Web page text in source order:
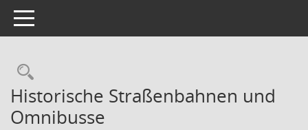
Toggle navigation
Rechercheauswahl
Historische Straßenbahnen und
Omnibusse